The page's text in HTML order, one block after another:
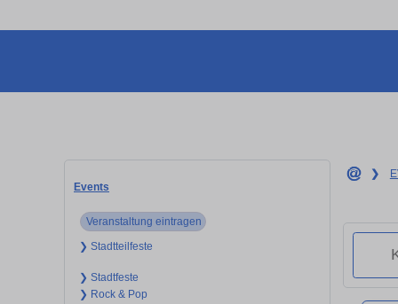
Events
Veranstaltung eintragen
❯ Stadtteilfeste
❯ Stadtfeste
❯ Rock & Pop
❯